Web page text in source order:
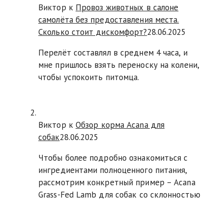
Виктор к Провоз животных в салоне
самолёта без предоставления места.
Сколько стоит дискомфорт?28.06.2025
Перелёт составлял в среднем 4 часа, и
мне пришлось взять переноску на колени,
чтобы успокоить питомца.
Виктор к Обзор корма Acana для
собак28.06.2025
Чтобы более подробно ознакомиться с
ингредиентами полноценного питания,
рассмотрим конкретный пример – Acana
Grass-Fed Lamb для собак со склонностью